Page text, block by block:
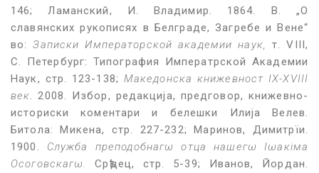
146; Ламанский, И. Владимир. 1864. В. „О
славянских рукописях в Белграде, Загребе и Вене“
во:Записки Императорской академии наук,
т. VIII,
С. Петербург: Типография Императрской Академии
Наук, стр. 123-138; Македонска книжевност IX-XVIII
век . 2008. Избор, редакција, предговор, книжевно-
историски коментари и белешки Илија Велев.
Битола: Микена, стр. 227-232; Маринов, Димитрїи.
1900. Служба преподобнагω отца нашегω Іωакіма
Осоговскагω.
Срѣдец, стр. 5-39; Иванов, Йордан.